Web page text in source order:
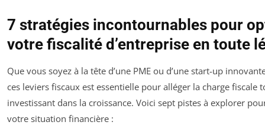
7 stratégies incontournables pour
votre fiscalité d’entreprise en toute
Que vous soyez à la tête d’une PME ou d’une start-up
ces leviers fiscaux est essentielle pour alléger la charge fiscale
investissant dans la croissance. Voici sept pistes à explorer
votre situation financière :